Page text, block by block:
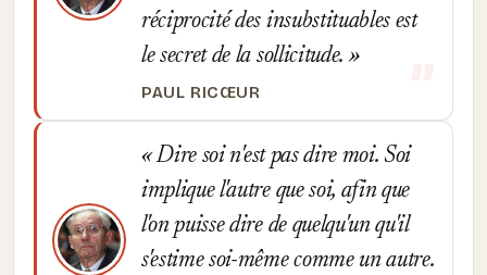
réciprocité des insubstituables est
le secret de la sollicitude.
PAUL RICŒUR
Dire soi n'est pas dire moi. Soi
implique l'autre que soi, afin que
l'on puisse dire de quelqu'un qu'il
s'estime soi-même comme un autre.